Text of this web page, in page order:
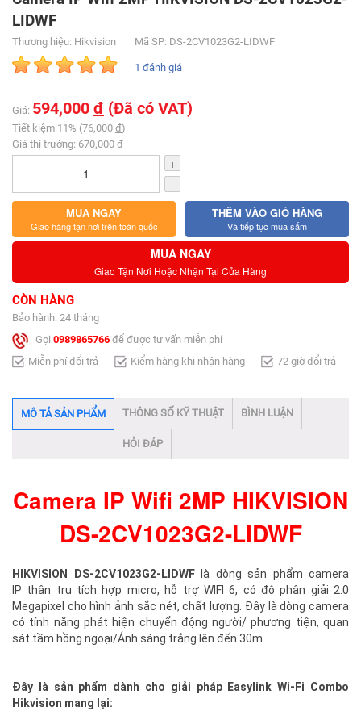
LIDWF
Thương hiệu: Hikvision Mã SP: DS-2CV1023G2-LIDWF
1 đánh giá
Giá: 594,000 đ (Đã có VAT)
Tiết kiệm 11% (76,000 đ)
Giá thị trường: 670,000 đ
+
-
MUA NGAY
Giao hàng tận nơi trên toàn quốc
THÊM VÀO GIỎ HÀNG
Và tiếp tục mua sắm
MUA NGAY
Giao Tận Nơi Hoặc Nhận Tại Cửa Hàng
CÒN HÀNG
Bảo hành: 24 tháng
Gọi 0989865766 để được tư vấn miễn phí
Miễn phí đổi trả
Kiểm hàng khi nhận hàng 72 giờ đổi trả
MÔ TẢ SẢN PHẨM THÔNG SỐ KỸ THUẬT BÌNH LUẬN
HỎI ĐÁP
Camera IP Wifi 2MP HIKVISION
DS-2CV1023G2-LIDWF
HIKVISION DS-2CV1023G2-LIDWFlà dòng sản phẩm camera
IP thân trụ tích hợp micro, hỗ trợ WIFI 6, có độ phân giải 2.0
Megapixel cho hình ảnh sắc nét, chất lượng. Đây là dòng camera
có tính năng phát hiện chuyển động người/ phương tiện, quan
sát tầm hồng ngoại/Ánh sáng trắng lên đến 30m.
Đây là sản phẩm dành cho giải pháp Easylink Wi-Fi Combo
Hikvision mang lại: